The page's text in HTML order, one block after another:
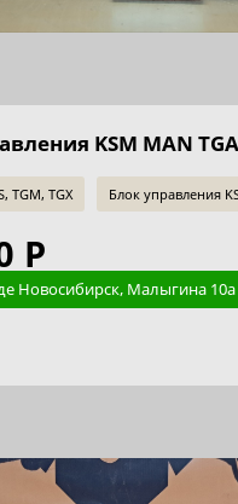
KSM MAN
TGM, TGX Блок управления
Р
Новосибирск, Малыгина 10а